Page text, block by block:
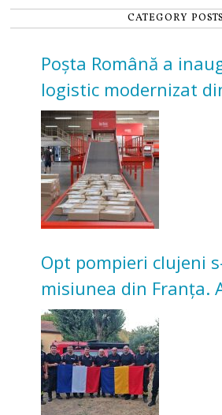
CATEGORY POSTS
Poșta Română a
logistic modernizat
Investiție de 3
Opt pompieri clujeni
misiunea din Franța.
incendii de vegetație